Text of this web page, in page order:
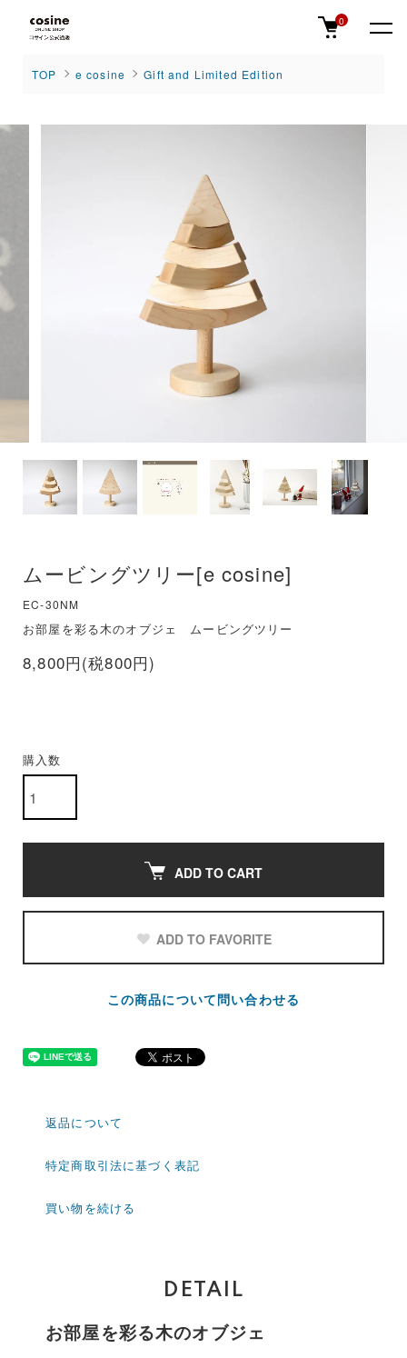
0
TOP e cosine Gift and Limited Edition
ムービングツリー[e cosine]
EC-30NM
お部屋を彩る木のオブジェ ムービングツリー
8,800円(税800円)
購入数
ADD TO CART
ADD TO FAVORITE
この商品について問い合わせる
返品について
特定商取引法に基づく表記
買い物を続ける
DETAIL
お部屋を彩る木のオブジェ